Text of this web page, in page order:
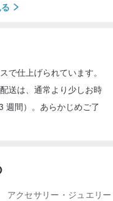
で仕上げられています。
送は、通常より少しお時
週間）。あらかじめご了
アクセサリー・ジュエリー